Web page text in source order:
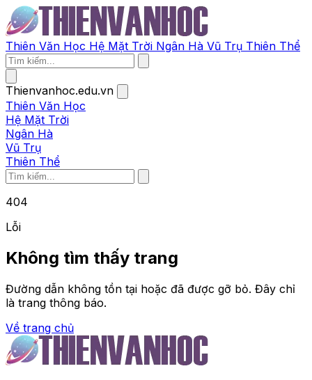
Thiên Văn Học Hệ Mặt Trời Ngân Hà Vũ Trụ Thiên Thể
Thienvanhoc.edu.vn
Thiên Văn Học
Hệ Mặt Trời
Ngân Hà
Vũ Trụ
Thiên Thể
404
Lỗi
Không tìm thấy trang
Đường dẫn không tồn tại hoặc đã được gỡ bỏ. Đây chỉ
là trang thông báo.
Về trang chủ
Trang chủ